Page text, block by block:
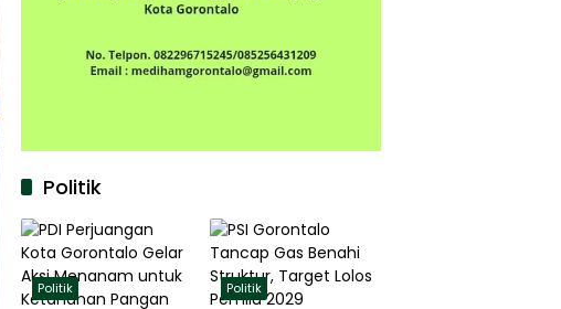
Politik
Politik Politik